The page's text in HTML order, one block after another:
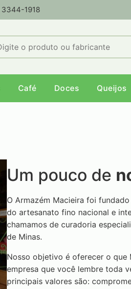
3344-1918
Café Doces Queijos
Um pouco de
O Armazém Macieira foi
do artesanato fino nacional e
chamamos de curadoria
de Minas.
Nosso objetivo é oferecer o que
empresa que você lembre toda
principais valores são: